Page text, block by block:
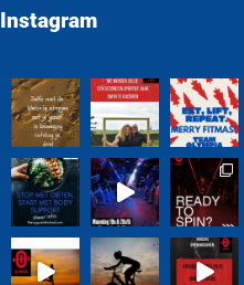
Instagram